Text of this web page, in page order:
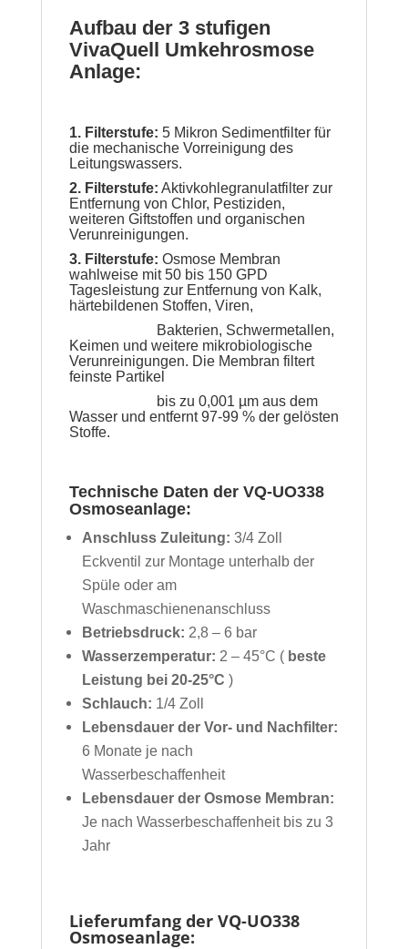
Aufbau der 3 stufigen
VivaQuell Umkehrosmose
Anlage:
1. Filterstufe: 5 Mikron Sedimentfilter für
die mechanische Vorreinigung des
Leitungswassers.
2. Filterstufe: Aktivkohlegranulatfilter zur
Entfernung von Chlor, Pestiziden,
weiteren Giftstoffen und organischen
Verunreinigungen.
3. Filterstufe: Osmose Membran
wahlweise mit 50 bis 150 GPD
Tagesleistung zur Entfernung von Kalk,
härtebildenen Stoffen, Viren,
Bakterien, Schwermetallen,
Keimen und weitere mikrobiologische
Verunreinigungen. Die Membran filtert
feinste Partikel
bis zu 0,001 µm aus dem
Wasser und entfernt 97-99 % der gelösten
Stoffe.
Technische Daten der VQ-UO338
Osmoseanlage:
Anschluss Zuleitung: 3/4 Zoll
Eckventil zur Montage unterhalb der
Spüle oder am
Waschmaschienenanschluss
Betriebsdruck: 2,8 – 6 bar
Wasserzemperatur: 2 – 45°C ( beste
Leistung bei 20-25°C )
Schlauch: 1/4 Zoll
Lebensdauer der Vor- und Nachfilter:
6 Monate je nach
Wasserbeschaffenheit
Lebensdauer der Osmose Membran:
Je nach Wasserbeschaffenheit bis zu 3
Jahr
Lieferumfang der VQ-UO338
Osmoseanlage: